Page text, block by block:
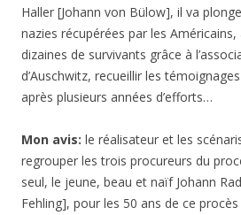
Haller [Johann von Bülow], il va
nazies récupérées par les
dizaines de survivants grâce à
d’Auschwitz, recueillir les
après plusieurs années d’efforts…
Mon avis: le réalisateur et les
regrouper les trois procureurs du
seul, le jeune, beau et naïf Johann
Fehling], pour les 50 ans de ce